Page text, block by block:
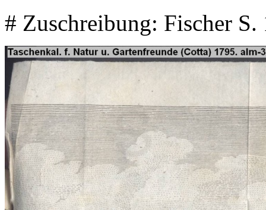
# Zuschreibung: Fischer S.